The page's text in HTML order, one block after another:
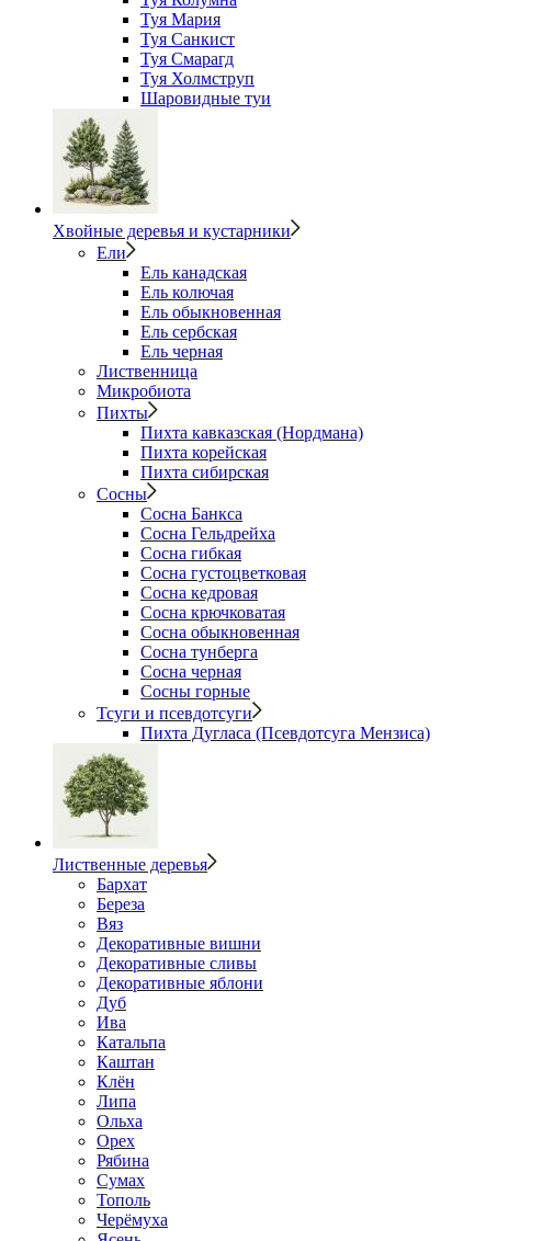
Туя Мария
Туя Санкист
Туя Смарагд
Туя Холмструп
Шаровидные туи
Хвойные деревья и кустарники
Ели
Ель канадская
Ель колючая
Ель обыкновенная
Ель сербская
Ель черная
Лиственница
Микробиота
Пихты
Пихта кавказская (Нордмана)
Пихта корейская
Пихта сибирская
Сосны
Сосна Банкса
Сосна Гельдрейха
Сосна гибкая
Сосна густоцветковая
Сосна кедровая
Сосна крючковатая
Сосна обыкновенная
Сосна тунберга
Сосна черная
Сосны горные
Тсуги и псевдотсуги
Пихта Дугласа (Псевдотсуга Мензиса)
Лиственные деревья
Бархат
Береза
Вяз
Декоративные вишни
Декоративные сливы
Декоративные яблони
Дуб
Ива
Катальпа
Каштан
Клён
Липа
Ольха
Орех
Рябина
Сумах
Тополь
Черёмуха